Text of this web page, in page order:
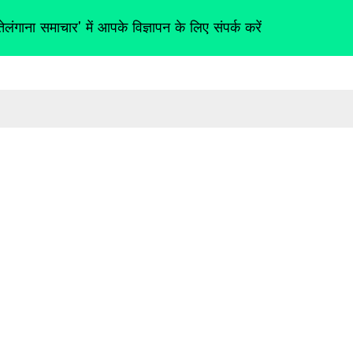
समाचार' में आपके विज्ञापन के लिए संपर्क करें